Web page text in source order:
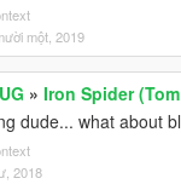
một, 2019
» Iron Spider
dude... what about
2018